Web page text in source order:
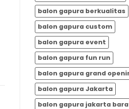
balon gapura berkualitas
balon gapura custom
balon gapura event
balon gapura fun run
balon gapura grand
balon gapura Jakarta
balon gapura jakarta